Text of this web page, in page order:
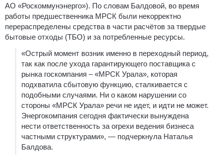
АО «Роскоммунэнерго»). По словам Балдовой, во время
работы предшественника МРСК были некорректно
перераспределены средства в части расчётов за твердые
бытовые отходы (ТБО) и за потребленные ресурсы.
«Острый момент возник именно в переходный период,
так как после ухода гарантирующего поставщика с
рынка госкомпания – «МРСК Урала», которая
подхватила сбытовую функцию, сталкивается с
подобными случаями. Ни о каком нарушении со
стороны «МРСК Урала» речи не идет, и идти не может.
Энергокомпания сегодня фактически вынуждена
нести ответственность за огрехи ведения бизнеса
частными структурами», — подчеркнула Наталья
Балдова.